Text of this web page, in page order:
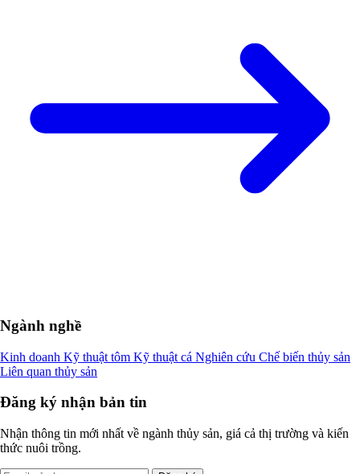
Ngành nghề
Kinh doanh Kỹ thuật tôm Kỹ thuật cá Nghiên cứu Chế biến thủy sản
Liên quan thủy sản
Đăng ký nhận bản tin
Nhận thông tin mới nhất về ngành thủy sản, giá cả thị trường và kiến
thức nuôi trồng.